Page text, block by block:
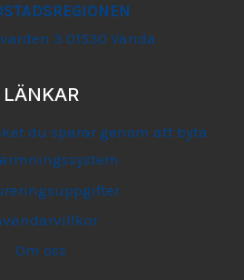
3 01530 Vanda
LÄNKAR
du sparar genom att byta
Om oss